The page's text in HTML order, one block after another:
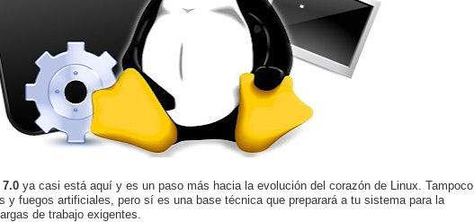
ya casi está aquí y es un paso más hacia la evolución del corazón de Linux. Tampoco
y fuegos artificiales, pero sí es una base técnica que preparará a tu sistema para la
de trabajo exigentes.